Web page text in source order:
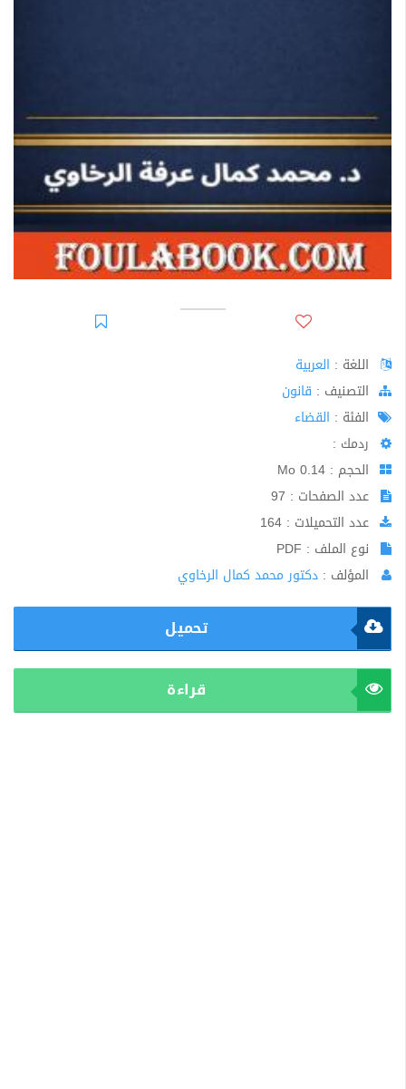
اللغة : العربية
اﻟﺘﺼﻨﻴﻒ : قانون
الفئة : القضاء
ردمك :
الحجم : 0.14 Mo
عدد الصفحات : 97
عدد التحميلات : 164
نوع الملف : PDF
المؤلف : دكتور محمد كمال الرخاوي
تحميل
قراءة